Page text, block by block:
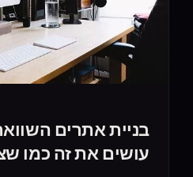
בניית אתרים
עושים את זה כמו